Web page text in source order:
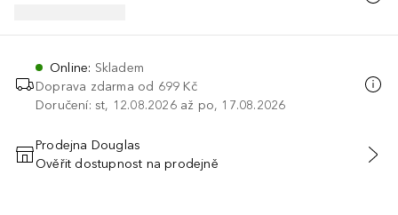
Online: Skladem
Doprava zdarma od 699 Kč
Doručení: st, 12.08.2026 až po, 17.08.2026
PŘIDAT DO KOŠÍKU
Prodejna Douglas
Ověřit dostupnost na prodejně